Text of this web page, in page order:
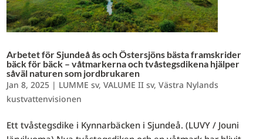
Arbetet för Sjundeå ås och Östersjöns bästa framskrider
bäck för bäck – våtmarkerna och tvåstegsdikena hjälper
såväl naturen som jordbrukaren
Jan 8, 2025 | LUMME sv,VALUME II sv,Västra Nylands
kustvattenvisionen
Ett tvåstegsdike i Kynnarbäcken i Sjundeå. (LUVY / Jouni